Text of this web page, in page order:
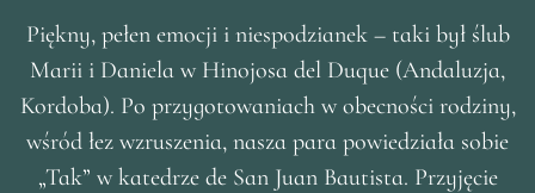
Piękny, pełen emocji i niespodzianek – taki był ślub
Marii i Daniela w Hinojosa del Duque (Andaluzja,
Kordoba). Po przygotowaniach w obecności rodziny,
wśród łez wzruszenia, nasza para powiedziała sobie
„Tak” w katedrze de San Juan Bautista. Przyjęcie